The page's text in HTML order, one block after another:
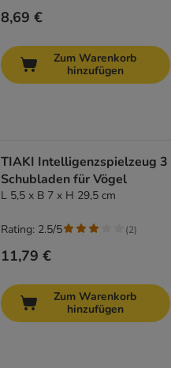
8,69 €
Zum Warenkorb
hinzufügen
TIAKI Intelligenzspielzeug 3
Schubladen für Vögel
L 5,5 x B 7 x H 29,5 cm
11,79 €
Rating: 2.5/5 (2)
Zum Warenkorb
hinzufügen